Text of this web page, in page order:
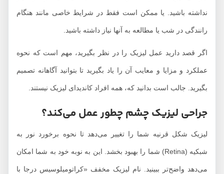
نداشته باشید. یا ممکن است فقط در شرایط خاصی مانند هنگام
رانندگی در شب یا مطالعه به آنها نیاز داشته باشید.
اگر قصد دارید عمل لیزیک را در نظر بگیرید، مهم است که نحوه
عملکرد و مزایا و معایب آن را یاد بگیرید تا بتوانید آگاهانه تصمیم
بگیرید. جالب است بدانید که، همه افراد کاندیدای لیزیک نیستند.
جراحی لیزیک چشم چطور عمل می‌کند؟
لیزیک شکل قرنیه شما را تغییر می‌دهد تا نحوه برخورد نور به
شبکیه (Retina) شما را بهبود بخشد. این به نوبه خود به شما امکان
می‌دهد واضح‌تر ببینید. نام لیزیک مخفف «کراتومیلوسیس درجا با